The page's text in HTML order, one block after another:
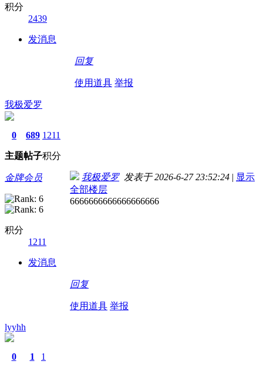
积分
2439
发消息
回复
使用道具 举报
我极爱罗
0
主题
689
帖子
1211
积分
金牌会员
积分
1211
发消息
我极爱罗发表于 2026-6-27 23:52:24 | 显示
全部楼层
6666666666666666666
回复
使用道具 举报
lyyhh
0 1 1